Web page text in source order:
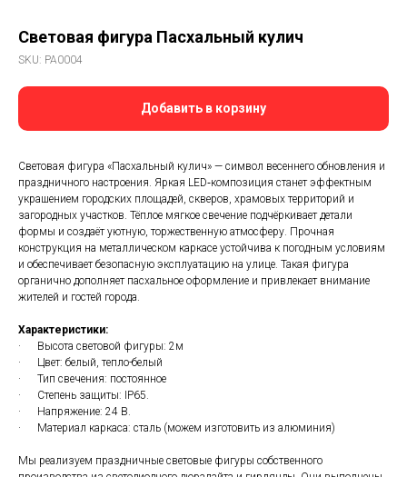
Световая фигура Пасхальный кулич
SKU: PA0004
Добавить в корзину
Световая фигура «Пасхальный кулич» — символ весеннего обновления и
праздничного настроения. Яркая LED‑композиция станет эффектным
украшением городских площадей, скверов, храмовых территорий и
загородных участков. Тёплое мягкое свечение подчёркивает детали
формы и создаёт уютную, торжественную атмосферу. Прочная
конструкция на металлическом каркасе устойчива к погодным условиям
и обеспечивает безопасную эксплуатацию на улице. Такая фигура
органично дополняет пасхальное оформление и привлекает внимание
жителей и гостей города.
Характеристики:
· Высота световой фигуры: 2м
· Цвет: белый, тепло-белый
· Тип свечения: постоянное
· Степень защиты: IP65.
· Напряжение: 24 В.
· Материал каркаса: сталь (можем изготовить из алюминия)
Мы реализуем праздничные световые фигуры собственного